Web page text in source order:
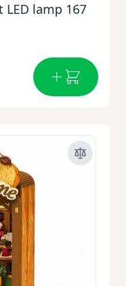
lamp 167